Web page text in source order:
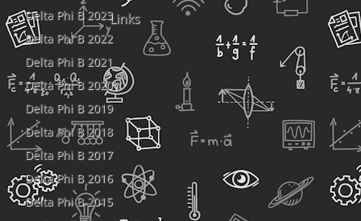
Delta Phi B 2023
Delta Phi B 2022
Delta Phi B 2021
Delta Phi B 2020
Delta Phi B 2019
Delta Phi B 2018
Delta Phi B 2017
Delta Phi B 2016
Delta Phi B 2015
Links